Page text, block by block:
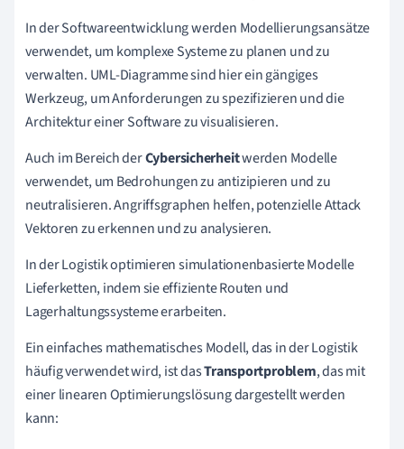
In der Softwareentwicklung werden Modellierungsansätze
verwendet, um komplexe Systeme zu planen und zu
verwalten. UML-Diagramme sind hier ein gängiges
Werkzeug, um Anforderungen zu spezifizieren und die
Architektur einer Software zu visualisieren.
Auch im Bereich derCybersicherheitwerden Modelle
verwendet, um Bedrohungen zu antizipieren und zu
neutralisieren. Angriffsgraphen helfen, potenzielle Attack
Vektoren zu erkennen und zu analysieren.
In der Logistik optimieren simulationenbasierte Modelle
Lieferketten, indem sie effiziente Routen und
Lagerhaltungssysteme erarbeiten.
Ein einfaches mathematisches Modell, das in der Logistik
häufig verwendet wird, ist dasTransportproblem, das mit
einer linearen Optimierungslösung dargestellt werden
kann: